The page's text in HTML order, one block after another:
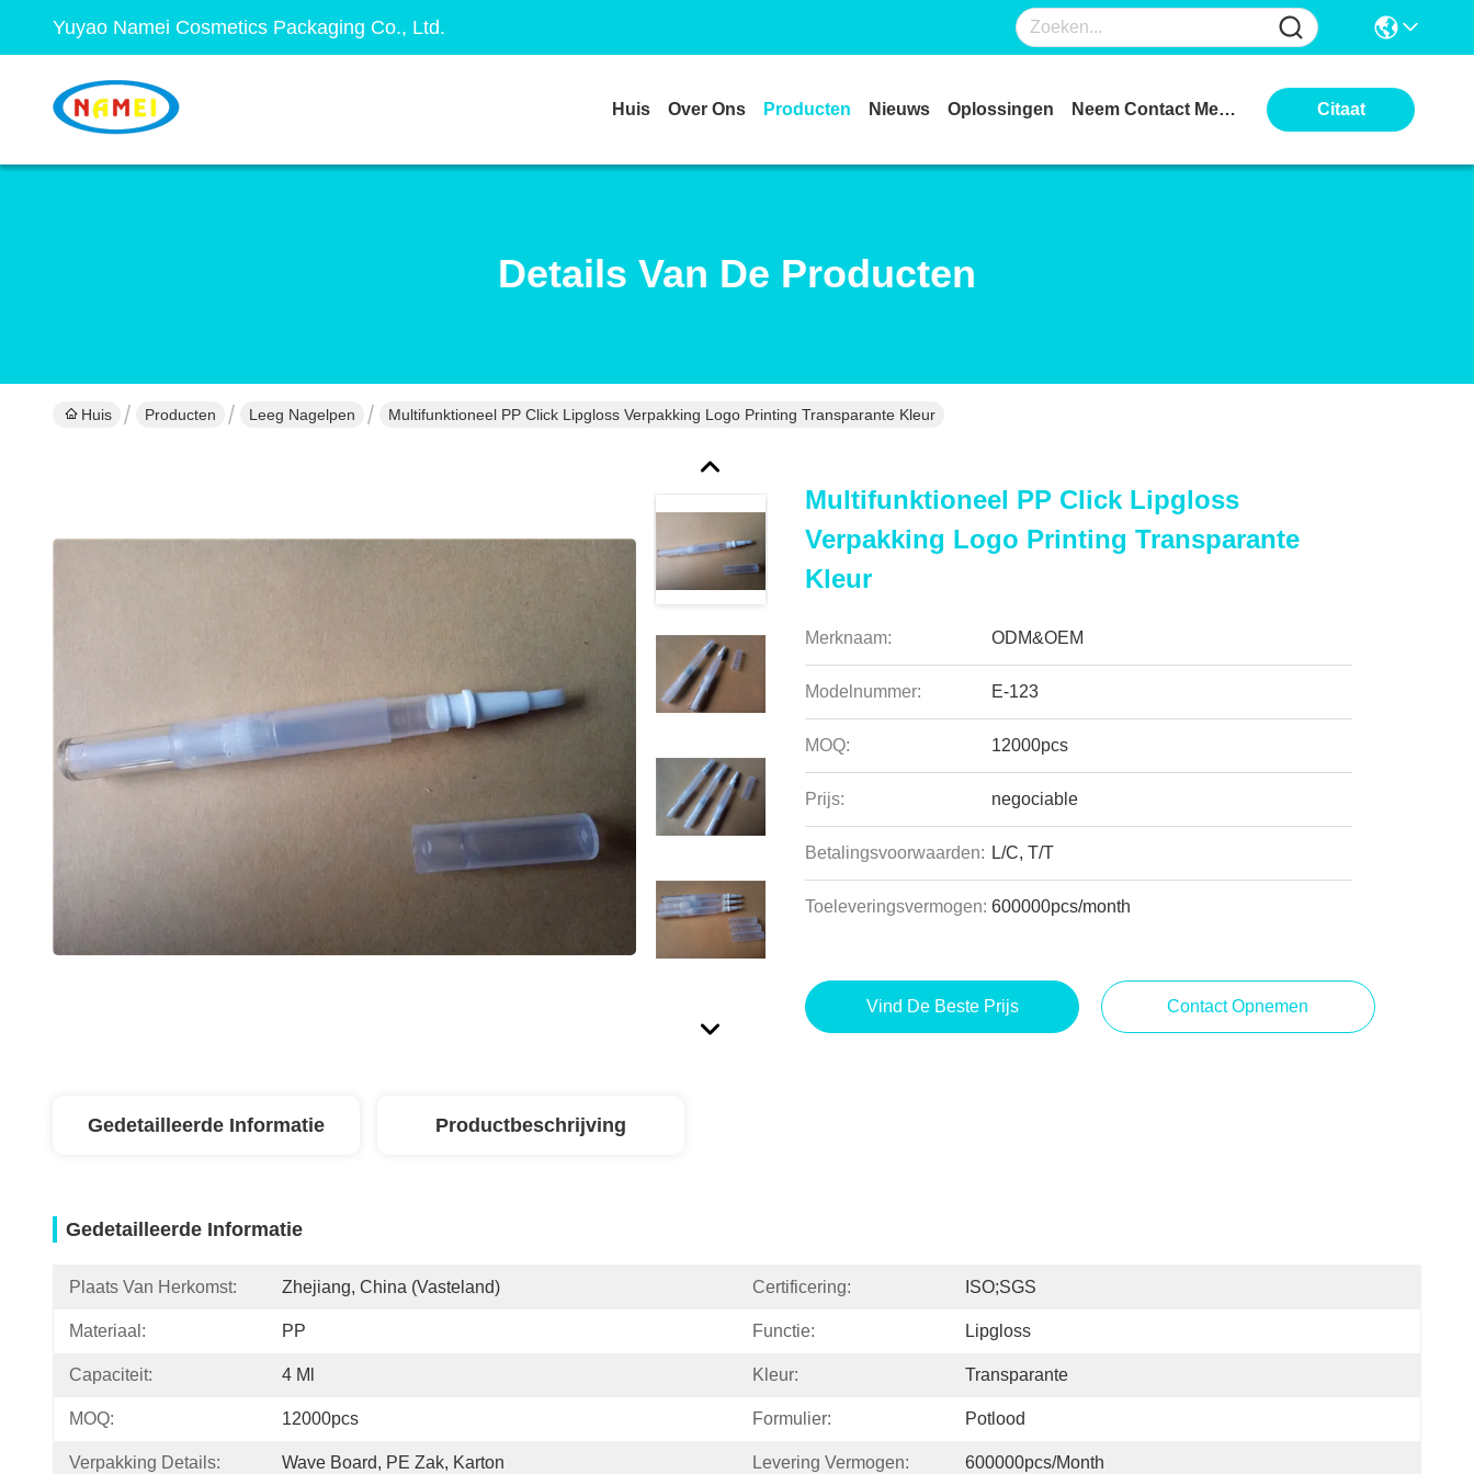
Yuyao Namei Cosmetics Packaging Co., Ltd.
Huis Over Ons Producten Nieuws Oplossingen Neem Contact Met Ons Op Citaat
Details Van De Producten
Huis Producten Leeg Nagelpen Multifunktioneel PP Click Lipgloss Verpakking Logo Printing Transparante Kleur
Multifunktioneel PP Click Lipgloss
Verpakking Logo Printing Transparante
Kleur
Merknaam: ODM&OEM
Modelnummer: E-123
MOQ: 12000pcs
Prijs: negociable
Betalingsvoorwaarden: L/C, T/T
Toeleveringsvermogen: 600000pcs/month
Vind De Beste Prijs Contact Opnemen
Gedetailleerde Informatie Productbeschrijving
Gedetailleerde Informatie
Plaats Van Herkomst: Zhejiang, China (vasteland) Certificering: ISO;SGS
Materiaal: PP Functie: Lipgloss
Capaciteit: 4 Ml Kleur: Transparante
MOQ: 12000pcs Formulier: Potlood
Verpakking Details: Wave Board, PE Zak, Karton Levering Vermogen: 600000pcs/month